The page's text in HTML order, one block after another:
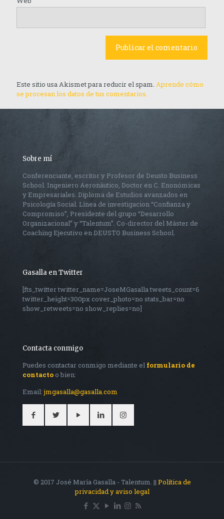
Este sitio usa Akismet para reducir el spam. Aprende cómo
se procesan los datos de tus comentarios.
Sobre mí
Conferenciante, escritor y Profesor de Deusto Business
School. Ingeniero Aeronáutico, Doctor en C. Enonómicas
y Empresariales. Diploma de Estudios avanzados en
Psicología Social. Línea de investigacion “Confianza y
Compromiso”, Presidente del grupo “Desarrollo
Organizacional” y “Talentum”. Co-director del Máster de
Coaching Ejecutivo en DEUSTO Business School.
Gasalla en Twitter
[fts_twitter twitter_name=JoseMGasalla tweets_count=6
twitter_height=300px cover_photo=no stats_bar=no
show_retweets=no show_replies=no]
Contacta conmigo
Puedes contactar conmigo mediante el formulario de
contacto o bien:
Email:jmgasalla@gasalla.com
© 2017 José María Gasalla - Talentum. || Política de
privacidad y aviso legal